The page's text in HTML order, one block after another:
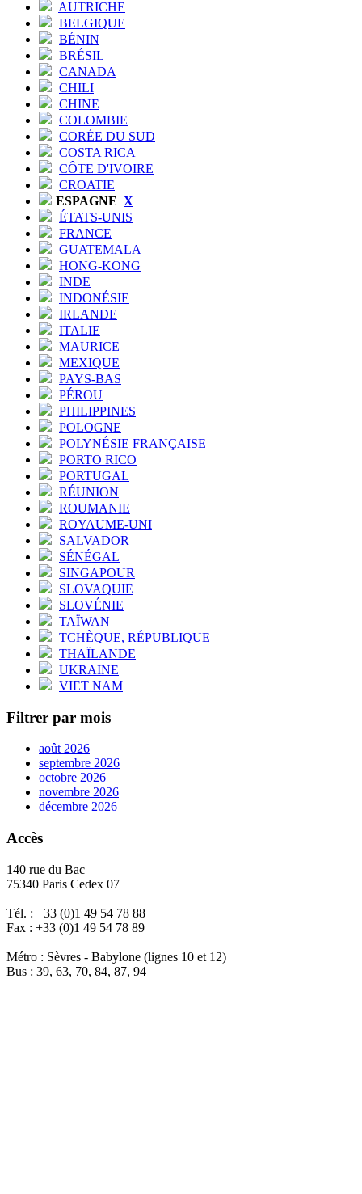
AUTRICHE
BELGIQUE
BÉNIN
BRÉSIL
CANADA
CHILI
CHINE
COLOMBIE
CORÉE DU SUD
COSTA RICA
CÔTE D'IVOIRE
CROATIE
ESPAGNE X
ÉTATS-UNIS
FRANCE
GUATEMALA
HONG-KONG
INDE
INDONÉSIE
IRLANDE
ITALIE
MAURICE
MEXIQUE
PAYS-BAS
PÉROU
PHILIPPINES
POLOGNE
POLYNÉSIE FRANÇAISE
PORTO RICO
PORTUGAL
RÉUNION
ROUMANIE
ROYAUME-UNI
SALVADOR
SÉNÉGAL
SINGAPOUR
SLOVAQUIE
SLOVÉNIE
TAÏWAN
TCHÈQUE, RÉPUBLIQUE
THAÏLANDE
UKRAINE
VIET NAM
Filtrer par mois
août 2026
septembre 2026
octobre 2026
novembre 2026
décembre 2026
Accès
140 rue du Bac
75340 Paris Cedex 07
Tél. : +33 (0)1 49 54 78 88
Fax : +33 (0)1 49 54 78 89
Métro : Sèvres - Babylone (lignes 10 et 12)
Bus : 39, 63, 70, 84, 87, 94